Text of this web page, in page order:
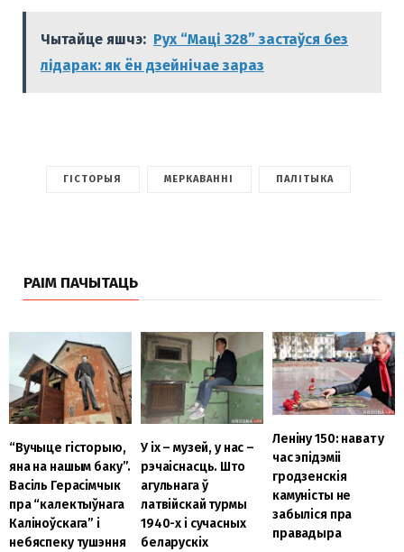
Чытайце яшчэ: Рух “Маці 328” застаўся без
лідарак: як ён дзейнічае зараз
ГІСТОРЫЯ МЕРКАВАННІ ПАЛІТЫКА
РАІМ ПАЧЫТАЦЬ
“Вучыце гісторыю,
яна на нашым баку”.
Васіль Герасімчык
пра “калектыўнага
Каліноўскага” і
небяспеку тушэння
У іх – музей, у нас –
рэчаіснасць. Што
агульнага ў
латвійскай турмы
1940-х і сучасных
беларускіх
Леніну 150: нават у
час эпідэміі
гродзенскія
камуністы не
забыліся пра
правадыра